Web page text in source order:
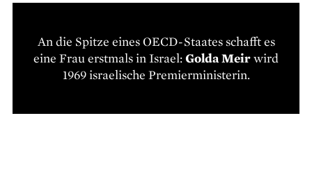
An die Spitze eines OECD-Staates schafft es
eine Frau erstmals in Israel:Golda Meirwird
1969 israelische Premierministerin.